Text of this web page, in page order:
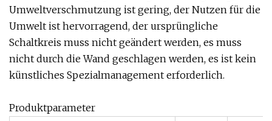
Umweltverschmutzung ist gering, der Nutzen für die
Umwelt ist hervorragend, der ursprüngliche
Schaltkreis muss nicht geändert werden, es muss
nicht durch die Wand geschlagen werden, es ist kein
künstliches Spezialmanagement erforderlich.
Produktparameter